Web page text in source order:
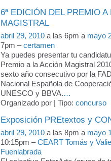
6ª EDICIÓN DEL PREMIO A
MAGISTRAL
abril 29, 2010 a las 6pm a mayo
7pm –certamen
Ya puedes presentar tu
Premio a la Acción Magistral
sexto año consecutivo por la
Nacional Española de
UNESCO y BBVA.…
Organizado por | Tipo: concurso
Exposición PREtextos y
abril 29, 2010 a las 8pm a mayo
10:15pm –CEART Tomás y
Fuenlabrada